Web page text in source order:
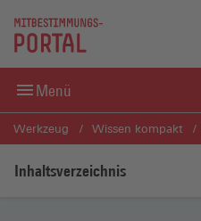
Menü
Werkzeug Wissen kompakt
Inhaltsverzeichnis